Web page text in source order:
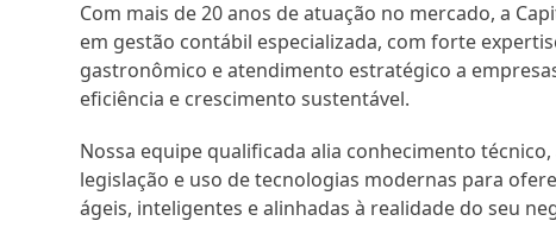
Com mais de 20 anos de atuação no mercado, a
em gestão contábil especializada, com forte
gastronômico e atendimento estratégico a
eficiência e crescimento sustentável.
Nossa equipe qualificada alia conhecimento
legislação e uso de tecnologias modernas para
ágeis, inteligentes e alinhadas à realidade do seu